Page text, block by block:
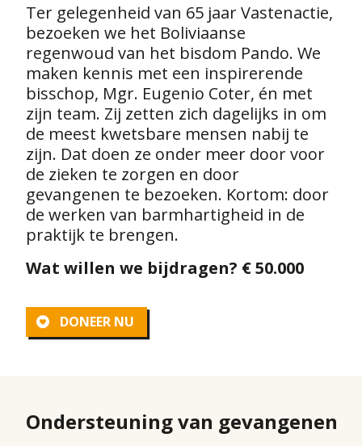
Ter gelegenheid van 65 jaar Vastenactie,
bezoeken we het Boliviaanse
regenwoud van het bisdom Pando. We
maken kennis met een inspirerende
bisschop, Mgr. Eugenio Coter, én met
zijn team. Zij zetten zich dagelijks in om
de meest kwetsbare mensen nabij te
zijn. Dat doen ze onder meer door voor
de zieken te zorgen en door
gevangenen te bezoeken. Kortom: door
de werken van barmhartigheid in de
praktijk te brengen.
Wat willen we bijdragen? € 50.000
DONEER NU
Ondersteuning van gevangenen